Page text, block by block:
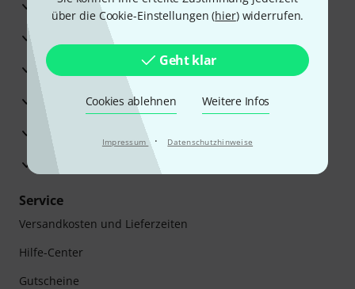
über die Cookie-Einstellungen (hier) widerrufen.
Geht klar
Cookies ablehnen Weitere Infos
Impressum · Datenschutzhinweise
3 Jahre Thomann Garantie
30 Tage Money-Back-Garantie
Reparaturservice
Beratung durch Fachexperten
Zufriedenheitsgarantie
Europas größtes Versandlager
Service
Versandkosten und Lieferzeiten
Hilfe-Center
Gutscheine